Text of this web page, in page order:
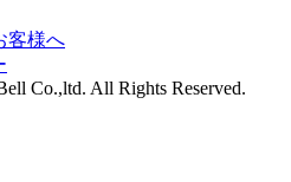
客様へ
Co.,ltd. All Rights Reserved.